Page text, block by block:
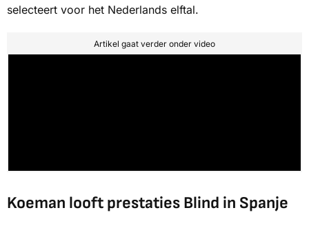
selecteert voor het Nederlands elftal.
Artikel gaat verder onder video
Koeman looft prestaties Blind in Spanje